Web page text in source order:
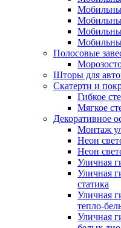
Полосовые
Шторы для
Скатерти и
Гибкое
Мягкое
Декоративное
Монтаж
Неон
Неон
Уличная
Уличная
статика
Уличная
тепло-
Уличная